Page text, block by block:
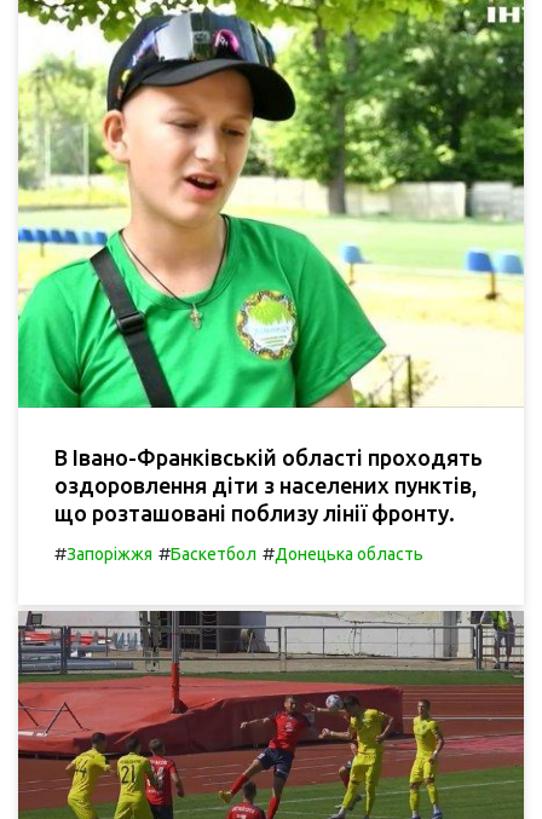
В Івано-Франківській області проходять
оздоровлення діти з населених пунктів,
що розташовані поблизу лінії фронту.
#Запоріжжя #Баскетбол #Донецька область